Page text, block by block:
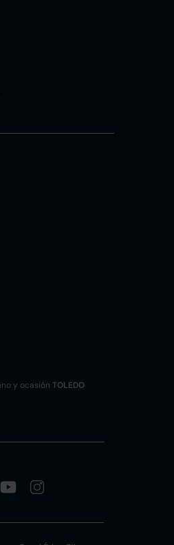
y ocasión TOLEDO